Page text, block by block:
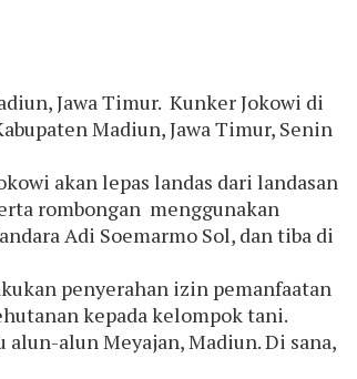
Jawa Timur. Kunker Jokowi di
Madiun, Jawa Timur, Senin
akan lepas landas dari landasan
rombongan menggunakan
Adi Soemarmo Sol, dan tiba di
penyerahan izin pemanfaatan
kepada kelompok tani.
alun Meyajan, Madiun. Di sana,